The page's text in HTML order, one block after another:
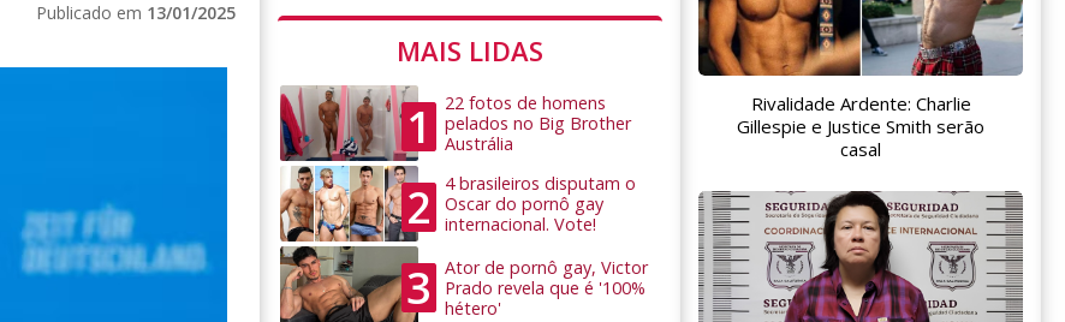
Publicado em 13/01/2025
MAIS LIDAS
1
22 fotos de homens
pelados no Big Brother
Austrália
2
4 brasileiros disputam o
Oscar do pornô gay
internacional. Vote!
3
Ator de pornô gay, Victor
Prado revela que é '100%
hétero'
Rivalidade Ardente: Charlie
Gillespie e Justice Smith serão
casal